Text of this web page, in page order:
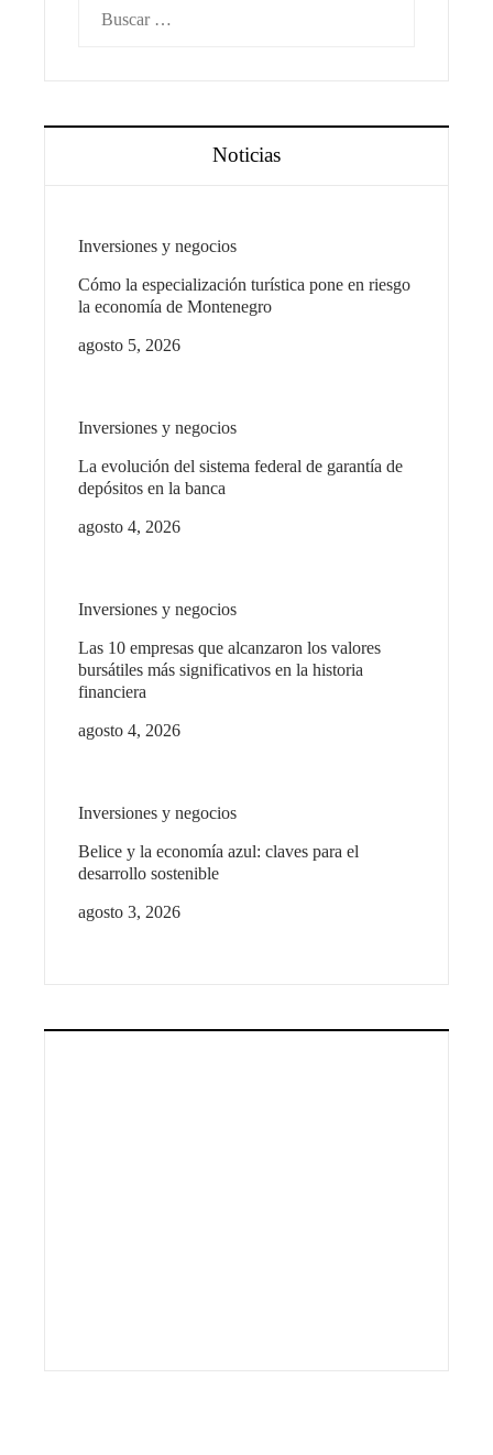
Noticias
Inversiones y negocios
Cómo la especialización turística pone en riesgo
la economía de Montenegro
agosto 5, 2026
Inversiones y negocios
La evolución del sistema federal de garantía de
depósitos en la banca
agosto 4, 2026
Inversiones y negocios
Las 10 empresas que alcanzaron los valores
bursátiles más significativos en la historia
financiera
agosto 4, 2026
Inversiones y negocios
Belice y la economía azul: claves para el
desarrollo sostenible
agosto 3, 2026